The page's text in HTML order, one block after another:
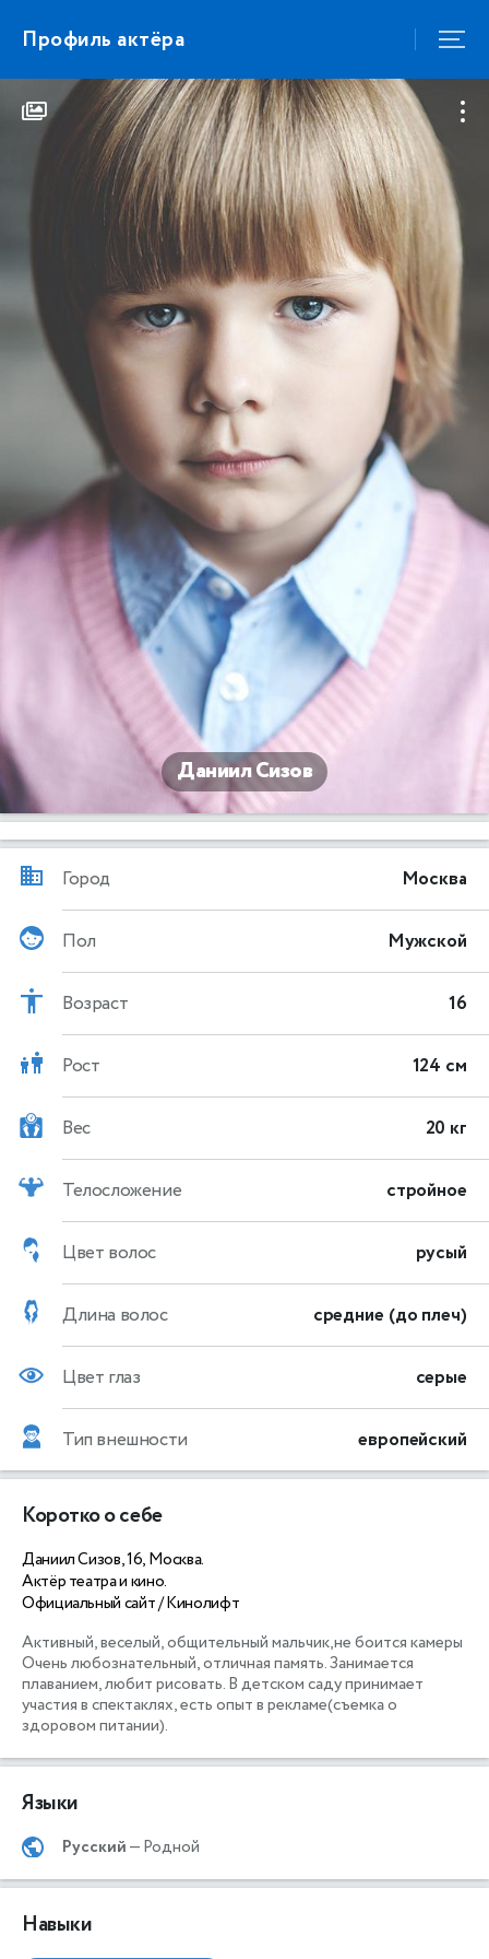
Профиль актёра
Даниил Сизов
Город Москва
Пол Мужской
Возраст 16
Рост 124 см
Вес 20 кг
Телосложение стройное
Цвет волос русый
Длина волос средние (до плеч)
Цвет глаз серые
Тип внешности европейский
Коротко о себе
Даниил Сизов, 16, Москва.
Актёр театра и кино.
Официальный сайт / Кинолифт
Активный, веселый, общительный мальчик,не боится камеры
Очень любознательный, отличная память. Занимается
плаванием, любит рисовать. В детском саду принимает
участия в спектаклях, есть опыт в рекламе(съемка о
здоровом питании).
Языки
Русский— Родной
Навыки